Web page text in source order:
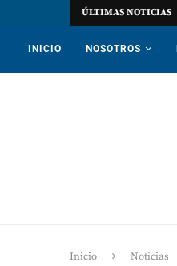
ÚLTIMAS NOTICIAS
INICIO NOSOTROS
Inicio Noticias